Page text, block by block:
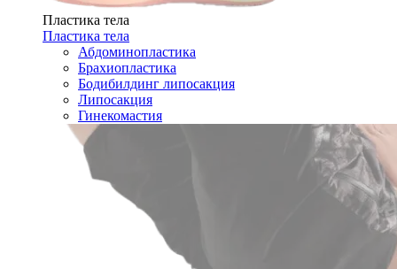
Пластика тела
Пластика тела
Абдоминопластика
Брахиопластика
Бодибилдинг липосакция
Липосакция
Гинекомастия